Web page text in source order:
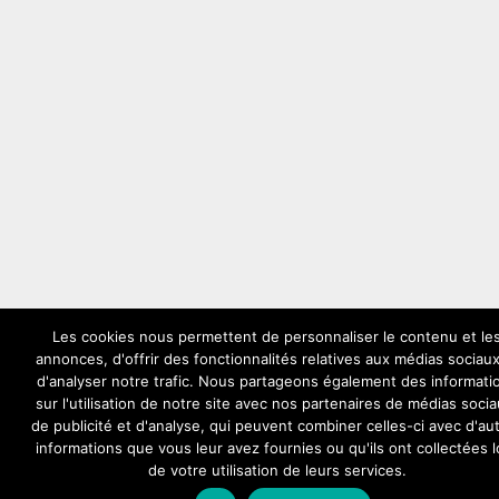
Les cookies nous permettent de personnaliser le contenu et
annonces, d'offrir des fonctionnalités relatives aux médias
d'analyser notre trafic. Nous partageons également des
sur l'utilisation de notre site avec nos partenaires de médias
de publicité et d'analyse, qui peuvent combiner celles-ci avec
informations que vous leur avez fournies ou qu'ils ont collectées
de votre utilisation de leurs services.